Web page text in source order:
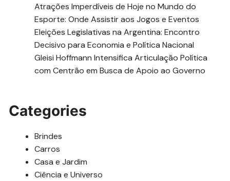
Atrações Imperdíveis de Hoje no Mundo do
Esporte: Onde Assistir aos Jogos e Eventos
Eleições Legislativas na Argentina: Encontro
Decisivo para Economia e Política Nacional
Gleisi Hoffmann Intensifica Articulação Política
com Centrão em Busca de Apoio ao Governo
Categories
Brindes
Carros
Casa e Jardim
Ciência e Universo